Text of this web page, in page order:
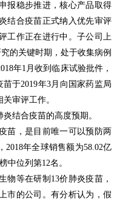
报稳步推进，核心产品取得
结合疫苗正式纳入优先审评
工作正在进行中。子公司上
的关键时期，处于收集病例
年1 月收到临床试验批件，
苗于2019年3月向国家药监局
审评工作。
炎结合疫苗的高度预期。
苗，是目前唯一可以预防两
2018年全球销售额为58.02亿
中位列第12名。
物等在研制 13价肺炎疫苗，
市的公司。有分析认为，假